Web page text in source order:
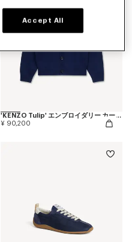
'KENZO Tulip' エンブロイダリー カーディガン ウール & コットン
¥ 90,200
Accept All